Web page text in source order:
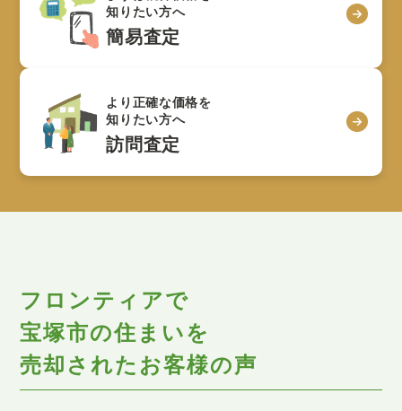
知りたい方へ
簡易査定
より正確な価格を
知りたい方へ
訪問査定
フロンティアで
宝塚市の住まいを
売却されたお客様の声